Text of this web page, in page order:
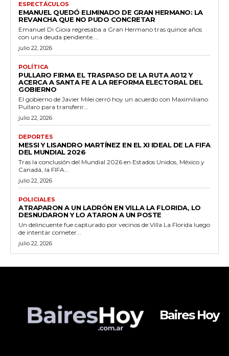
ESPECTÁCULOS
EMANUEL QUEDÓ ELIMINADO DE GRAN HERMANO: LA
REVANCHA QUE NO PUDO CONCRETAR
Emanuel Di Gioia regresaba a Gran Hermano tras quince años
con una deuda pendiente....
julio 22, 2026
POLÍTICA
PULLARO FIRMA EL TRASPASO DE LA RUTA A012 Y
ACERCA A SANTA FE A LA REFORMA ELECTORAL DEL
GOBIERNO
El gobierno de Javier Milei cerró hoy un acuerdo con Maximiliano
Pullaro para transferir...
julio 22, 2026
DEPORTES
MESSI Y LISANDRO MARTÍNEZ EN EL XI IDEAL DE LA FIFA
DEL MUNDIAL 2026
Tras la conclusión del Mundial 2026 en Estados Unidos, México y
Canadá, la FIFA...
julio 22, 2026
POLICIALES
ATRAPARON A UN LADRÓN EN VILLA LA FLORIDA, LO
DESNUDARON Y LO ATARON A UN POSTE
Un delincuente fue capturado por vecinos de Villa La Florida luego
de intentar cometer...
julio 22, 2026
Baires Hoy